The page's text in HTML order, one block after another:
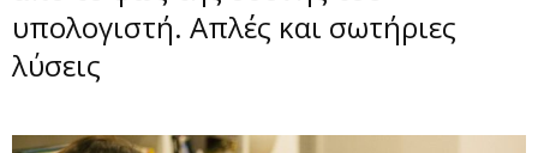
υπολογιστή. Απλές και σωτήριες
λύσεις